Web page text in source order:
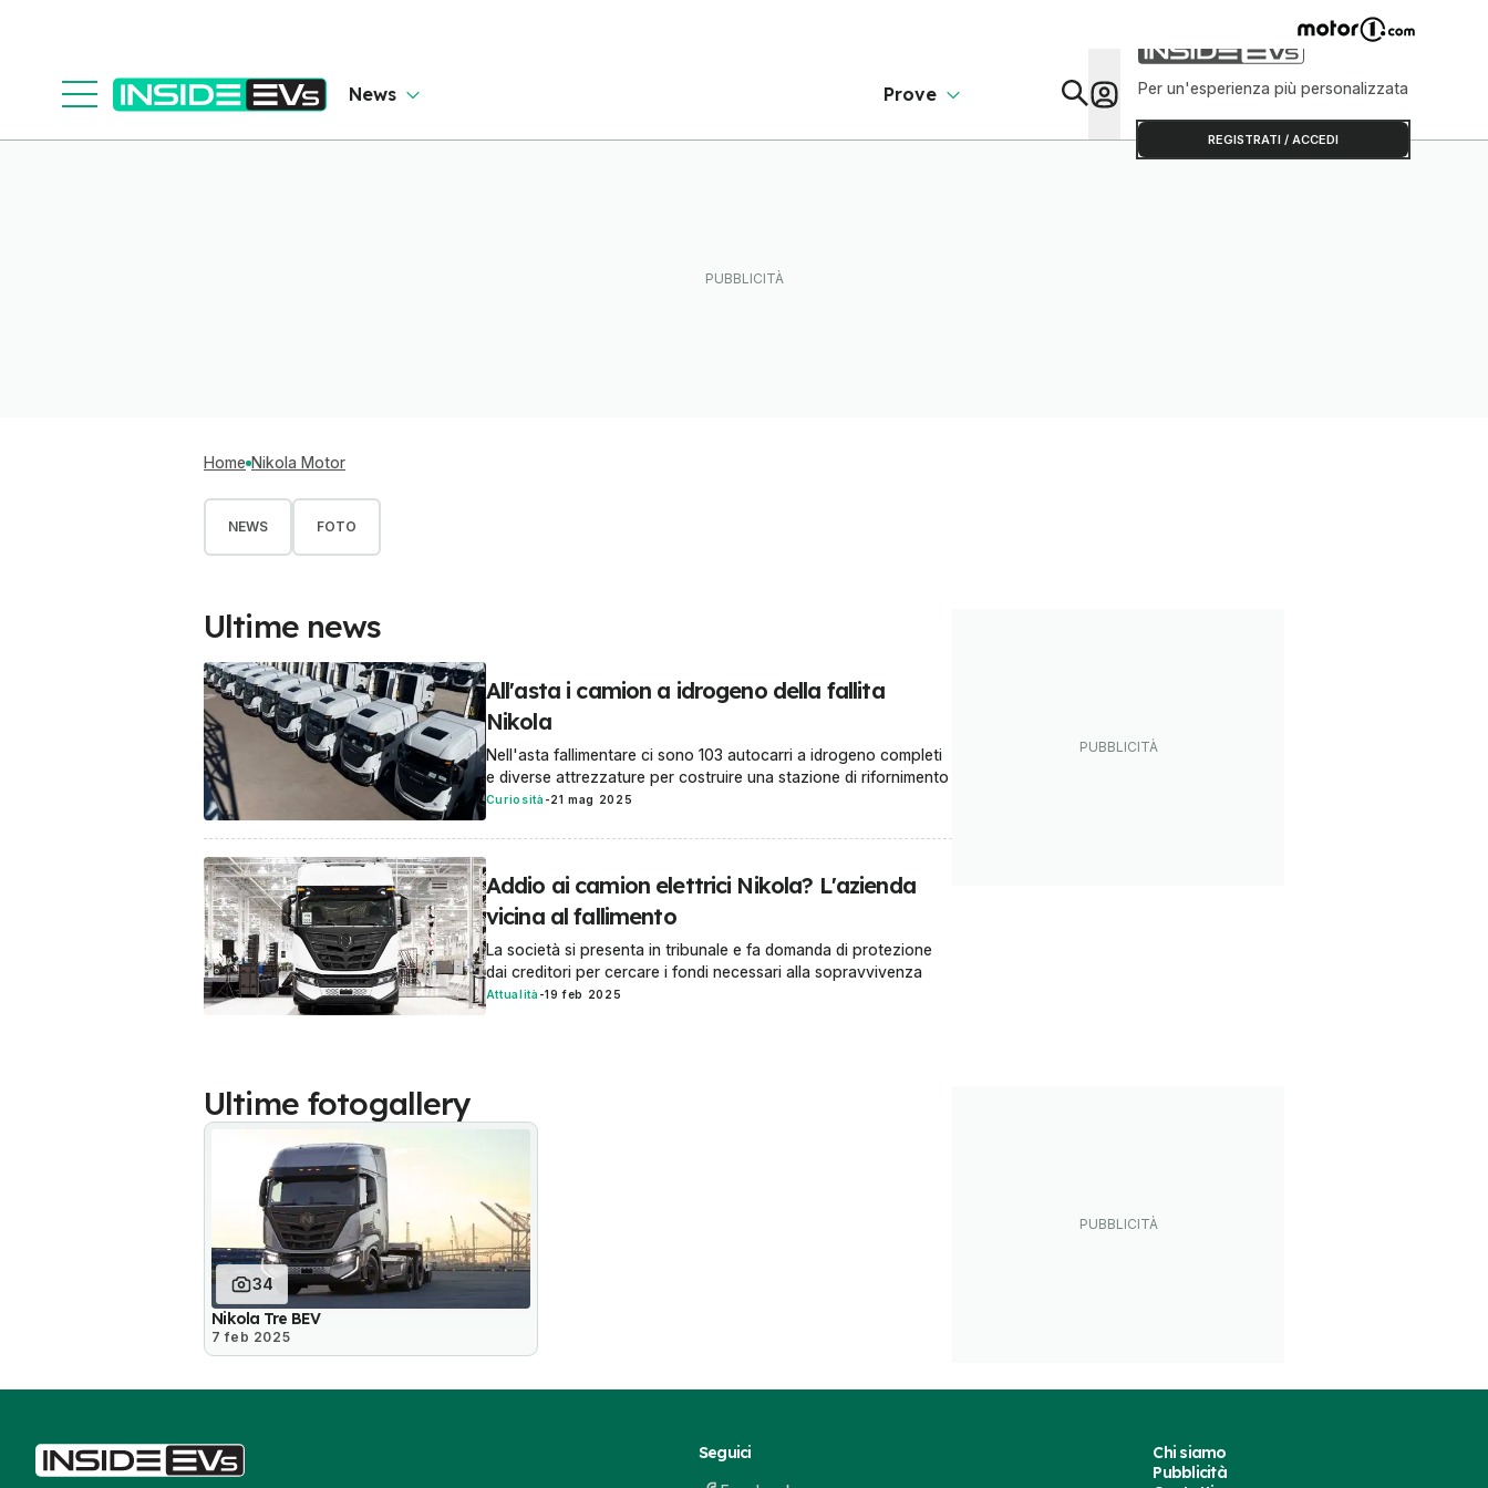
News Prove Per un'esperienza più personalizzata
REGISTRATI / ACCEDI
Home Nikola Motor
NEWS FOTO
Ultime news
All'asta i camion a idrogeno della fallita
Nikola
Nell'asta fallimentare ci sono 103 autocarri a idrogeno completi
e diverse attrezzature per costruire una stazione di rifornimento
Curiosità -21 mag 2025
Addio ai camion elettrici Nikola? L'azienda
vicina al fallimento
La società si presenta in tribunale e fa domanda di protezione
dai creditori per cercare i fondi necessari alla sopravvivenza
Attualità -19 feb 2025
Ultime fotogallery
34
Nikola Tre BEV
7 feb 2025
Seguici
Chi siamo
Pubblicità